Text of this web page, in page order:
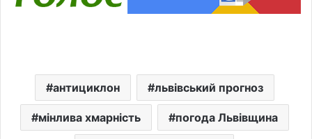
антициклон львівський прогноз
мінлива хмарність погода Львівщина